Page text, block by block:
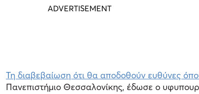
Τη διαβεβαίωση ότι θα αποδοθούν ευθύνες
Πανεπιστήμιο Θεσσαλονίκης, έδωσε ο